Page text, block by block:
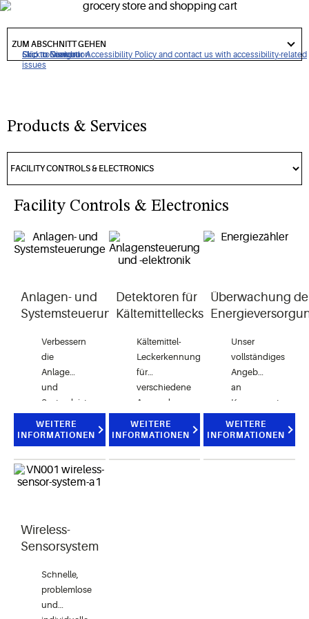
Click to view our Accessibility Policy and contact us with accessibility-related
issues
Skip to Navigation
Skip to Content
Skip to Search
Einblicke für Lebensmittel, Mini-Märkte, Restaurants und
Transport
to
section
ZUM ABSCHNITT GEHEN
Products & Services
Facility Controls & Electronics
Anlagen- und
Systemsteuerungen
Verbessern
die
Anlagen-
und
Systemleistung,
Energie
und
verringern
dabei
Wartungskosten.
WEITERE
INFORMATIONEN
Detektoren für
Kältemittellecks
Kältemittel-
Leckerkennungslösungen
für
verschiedene
Anwendungen
WEITERE
INFORMATIONEN
Überwachung
Unser
vollständiges
Angebot
an
Komponenten
Dienstleistungen
zur
Überwachung
WEITERE
INFORMATIONEN
Wireless-
Sensorsystem
Schnelle,
problemlose
und